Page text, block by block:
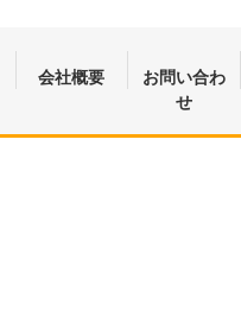
会社概要
お問い合わ
せ